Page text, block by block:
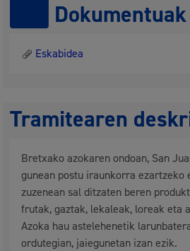
Dokumentuak
Eskabidea
Tramitearen
Bretxako azokaren ondoan, San
gunean postu iraunkorra ezartzeko
zuzenean sal ditzaten beren
frutak, gaztak, lekaleak, loreak eta
Azoka hau astelehenetik
ordutegian, jaiegunetan izan ezik.